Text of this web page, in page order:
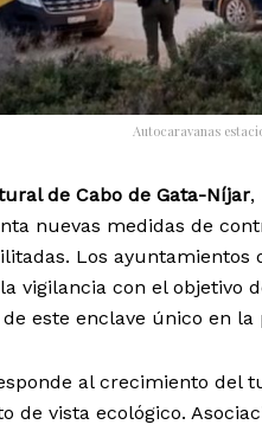
Autocaravanas
de Cabo de Gata-Níjar,
nuevas medidas de
Los
vigilancia con el objetivo
este enclave único en
al crecimiento del
de vista ecológico.